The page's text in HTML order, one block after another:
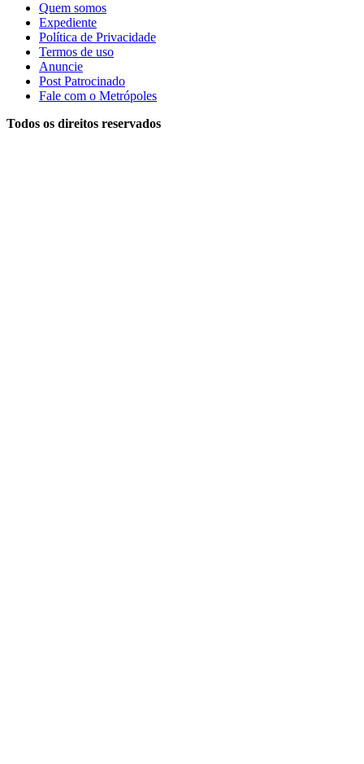
Quem somos
Expediente
Política de Privacidade
Termos de uso
Anuncie
Post Patrocinado
Fale com o Metrópoles
Todos os direitos reservados